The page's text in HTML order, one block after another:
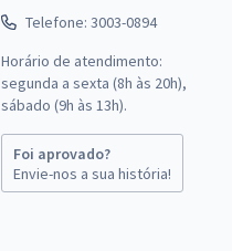
Telefone: 3003-0894
Horário de atendimento:
segunda a sexta (8h às 20h),
sábado (9h às 13h).
Foi aprovado?
Envie-nos a sua história!